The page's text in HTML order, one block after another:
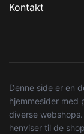
Kontakt
Denne side er en
hjemmesider
diverse
henviser til de